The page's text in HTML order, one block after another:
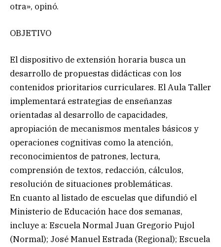
otra», opinó.
OBJETIVO
El dispositivo de extensión horaria busca un
desarrollo de propuestas didácticas con los
contenidos prioritarios curriculares. El Aula Taller
implementará estrategias de enseñanzas
orientadas al desarrollo de capacidades,
apropiación de mecanismos mentales básicos y
operaciones cognitivas como la atención,
reconocimientos de patrones, lectura,
comprensión de textos, redacción, cálculos,
resolución de situaciones problemáticas.
En cuanto al listado de escuelas que difundió el
Ministerio de Educación hace dos semanas,
incluye a: Escuela Normal Juan Gregorio Pujol
(Normal); José Manuel Estrada (Regional); Escuela